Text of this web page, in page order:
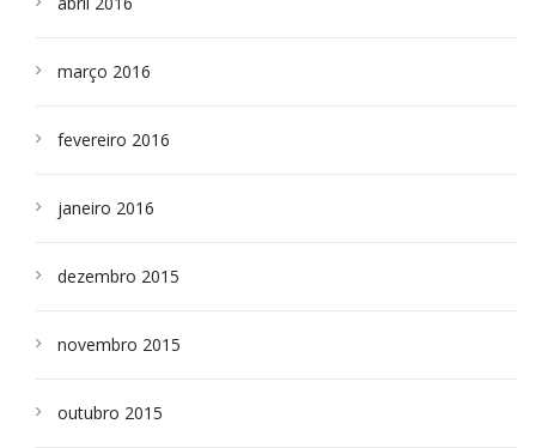
março 2016
fevereiro 2016
janeiro 2016
dezembro 2015
novembro 2015
outubro 2015